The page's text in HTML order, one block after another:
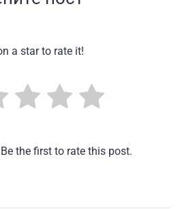
a star to rate it!
the first to rate this post.